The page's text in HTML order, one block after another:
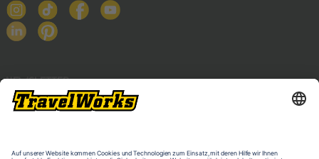
NEWSLETTER